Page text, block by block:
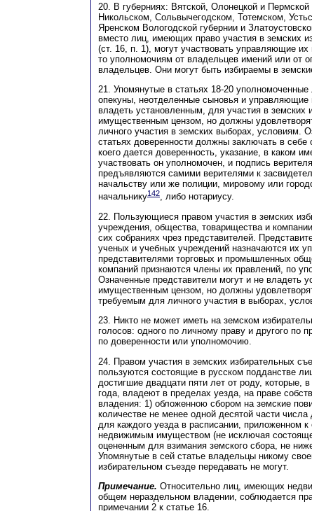
20. В губерниях: Вятской, Олонецкой и Пермской
Никольском, Сольвычегодском, Тотемском,
Яренском Вологодской губернии и
вместо лиц, имеющих право участия в земских
(ст. 16, п. 1), могут участвовать управляющие
то уполномочиям от владельцев имений или от
владельцев. Они могут быть избираемы в
21. Упомянутые в статьях 18-20 уполномоченные
опекуны, неотделенные сыновья и управляющие
владеть установленным, для участия в земских
имущественным цензом, но должны
личного участия в земских выборах, условиям.
статьях доверенности должны заключать в себе
коего дается доверенность, указание, в каком
участвовать он уполномочен, и подпись
предъявляются самими верителями к
начальству или же полиции, мировому или
начальнику142, либо нотариусу.
22. Пользующиеся правом участия в земских
учреждения, общества, товарищества и
сих собраниях чрез представителей.
ученых и учебных учреждений назначаются их
представителями торговых и промышленных
компаний признаются члены их правлений, по
Означенные представители могут и не владеть
имущественным цензом, но должны
требуемым для личного участия в выборах,
23. Никто не может иметь на земском
голосов: одного по личному праву и другого по
по доверенности или уполномочию.
24. Правом участия в земских избирательных
пользуются состоящие в русском подданстве
достигшие двадцати пяти лет от роду, которые,
года, владеют в пределах уезда, на праве
владения: 1) обложенною сбором на земские
количестве не менее одной десятой части числа
для каждого уезда в расписании, приложенном к
недвижимым имуществом (не исключая
оцененным для взимания земского сбора, не
Упомянутые в сей статье владельцы никому
избирательном съезде передавать не могут.
Примечание. Относительно лиц, имеющих
общем нераздельном владении, соблюдается
примечании 2 к статье 16.